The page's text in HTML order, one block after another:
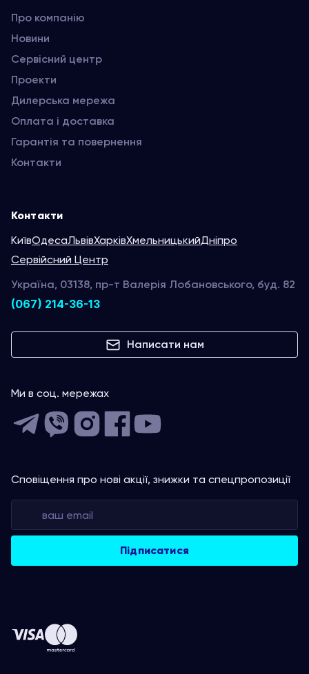
Про компанію
Новини
Сервісний центр
Проекти
Дилерська мережа
Оплата і доставка
Гарантія та повернення
Контакти
Контакти
КиївОдесаЛьвівХарківХмельницькийДніпро
Сервійсний Центр
Україна, 03138, пр-т Валерія Лобановського, буд. 82
(067) 214-36-13
Написати нам
Ми в соц. мережах
Сповіщення про нові акції, знижки та спецпропозиції